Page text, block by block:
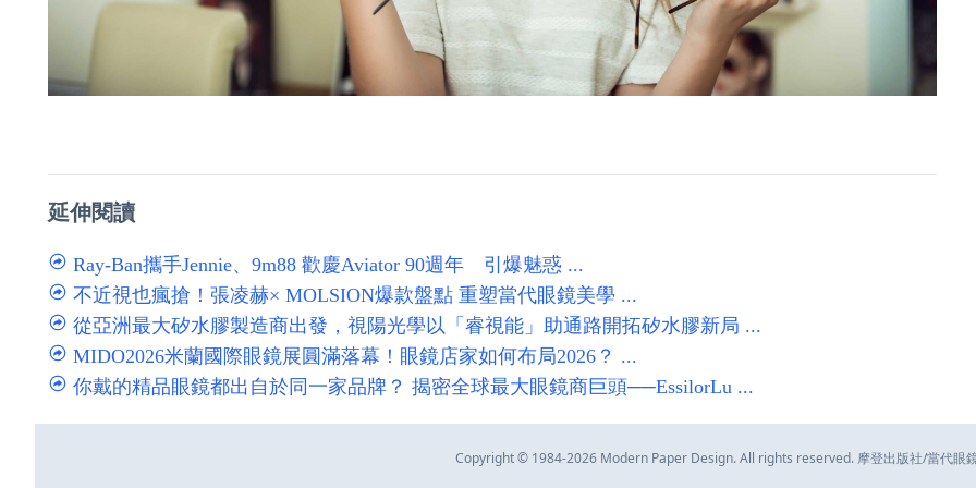
延伸閱讀
Ray-Ban攜手Jennie、9m88 歡慶Aviator 90週年 引爆魅惑 ...
不近視也瘋搶！張凌赫× MOLSION爆款盤點 重塑當代眼鏡美學 ...
從亞洲最大矽水膠製造商出發，視陽光學以「睿視能」助通路開拓矽水膠新局 ...
MIDO2026米蘭國際眼鏡展圓滿落幕！眼鏡店家如何布局2026？ ...
你戴的精品眼鏡都出自於同一家品牌？ 揭密全球最大眼鏡商巨頭──EssilorLu ...
Copyright © 1984-2026 Modern Paper Design. All rights reserved. 摩登出版社/當代眼